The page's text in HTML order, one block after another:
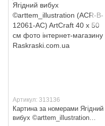
Артикул: 313136
Картина за номерами Ягідний
вибух ©arttem_illustration